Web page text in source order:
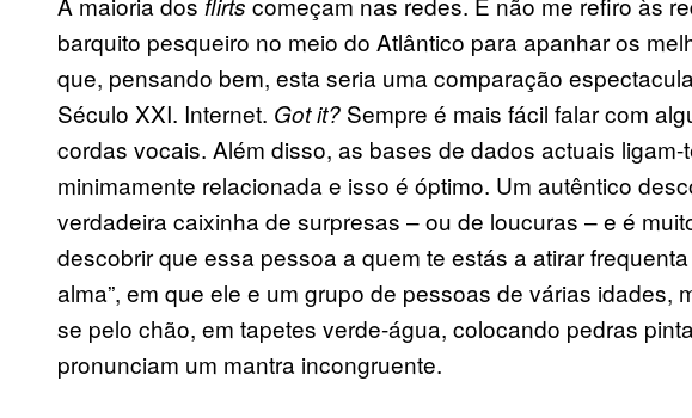
flirts
barquito pesqueiro no meio do Atlântico para apanhar os
que, pensando bem, esta seria uma comparação
Século XXI. Internet. Got it? Sempre é mais fácil falar com
cordas vocais. Além disso, as bases de dados actuais
minimamente relacionada e isso é óptimo. Um autêntico
verdadeira caixinha de surpresas – ou de loucuras – e é
descobrir que essa pessoa a quem te estás a atirar
alma”, em que ele e um grupo de pessoas de várias idades,
se pelo chão, em tapetes verde-água, colocando pedras
pronunciam um mantra incongruente.